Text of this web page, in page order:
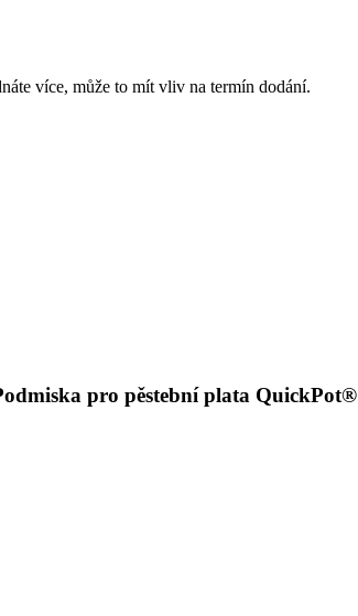
více, může to mít vliv na termín dodání.
pro pěstební plata QuickPot®